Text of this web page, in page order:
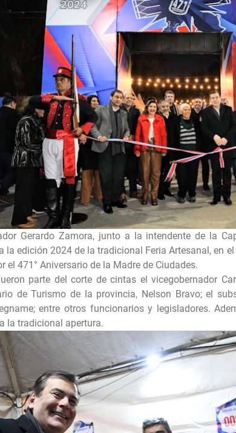
Gerardo Zamora, junto a la intendente de la
la edición 2024 de la tradicional Feria Artesanal, en
el 471° Aniversario de la Madre de Ciudades.
parte del corte de cintas el vicegobernador
de Turismo de la provincia, Nelson Bravo; el
entre otros funcionarios y legisladores.
la tradicional apertura.